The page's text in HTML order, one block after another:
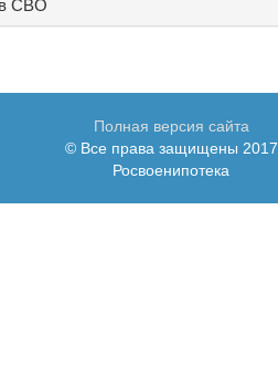
СВО
Полная версия сайта
© Все права защищены 2017
Росвоенипотека